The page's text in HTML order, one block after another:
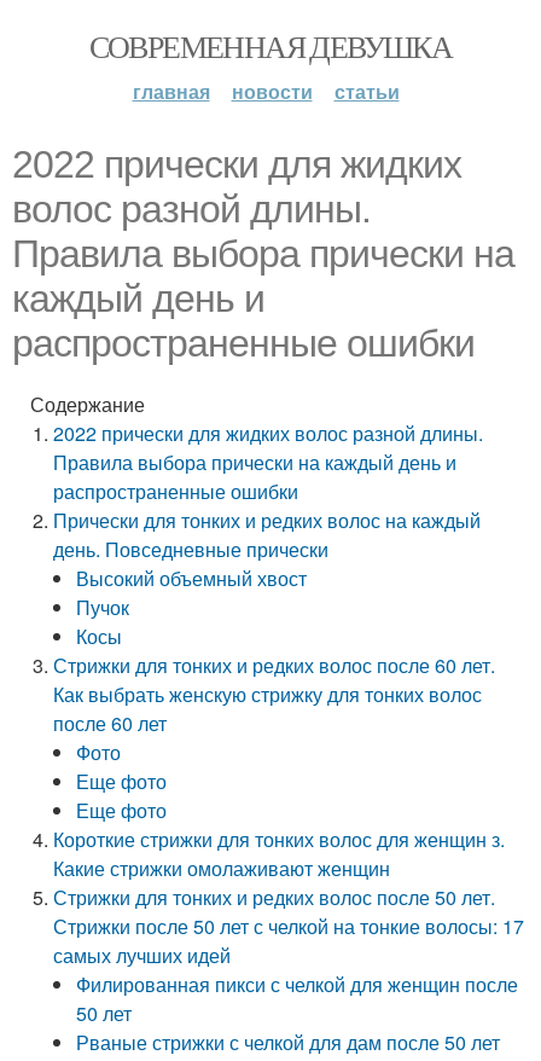
СОВРЕМЕННАЯ ДЕВУШКА
главная новости статьи
2022 прически для жидких
волос разной длины.
Правила выбора прически на
каждый день и
распространенные ошибки
Содержание
2022 прически для жидких волос разной длины.
Правила выбора прически на каждый день и
распространенные ошибки
Прически для тонких и редких волос на каждый
день. Повседневные прически
Высокий объемный хвост
Пучок
Косы
Стрижки для тонких и редких волос после 60 лет.
Как выбрать женскую стрижку для тонких волос
после 60 лет
Фото
Еще фото
Еще фото
Короткие стрижки для тонких волос для женщин з.
Какие стрижки омолаживают женщин
Стрижки для тонких и редких волос после 50 лет.
Стрижки после 50 лет с челкой на тонкие волосы: 17
самых лучших идей
Филированная пикси с челкой для женщин после
50 лет
Рваные стрижки с челкой для дам после 50 лет